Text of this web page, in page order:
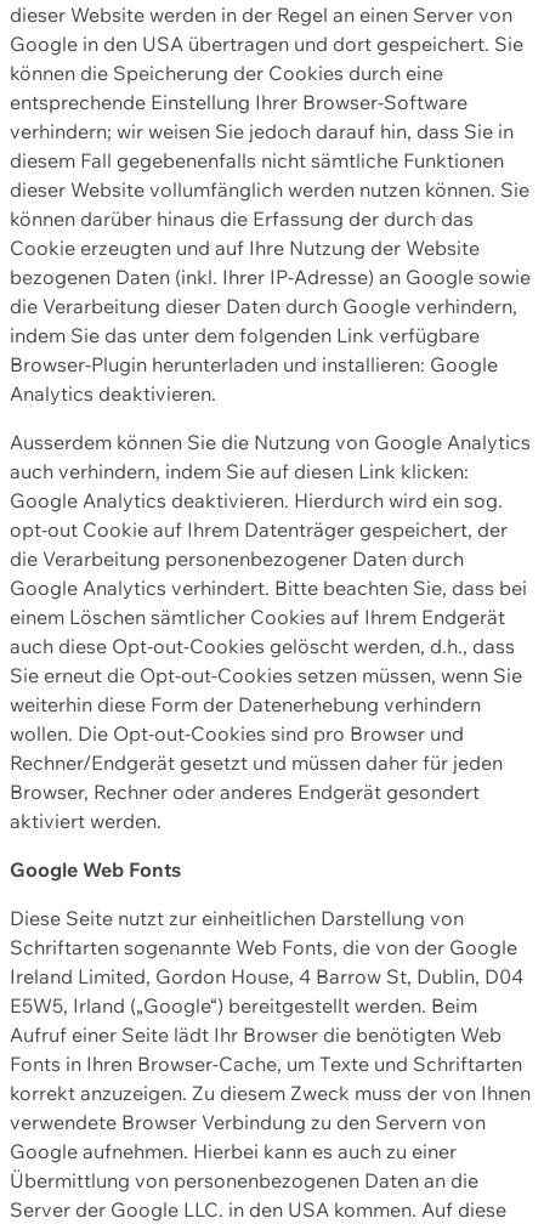
dieser Website werden in der Regel an einen Server von
Google in den USA übertragen und dort gespeichert. Sie
können die Speicherung der Cookies durch eine
entsprechende Einstellung Ihrer Browser-Software
verhindern; wir weisen Sie jedoch darauf hin, dass Sie in
diesem Fall gegebenenfalls nicht sämtliche Funktionen
dieser Website vollumfänglich werden nutzen können. Sie
können darüber hinaus die Erfassung der durch das
Cookie erzeugten und auf Ihre Nutzung der Website
bezogenen Daten (inkl. Ihrer IP-Adresse) an Google sowie
die Verarbeitung dieser Daten durch Google verhindern,
indem Sie das unter dem folgenden Link verfügbare
Browser-Plugin herunterladen und installieren: Google
Analytics deaktivieren.
Ausserdem können Sie die Nutzung von Google Analytics
auch verhindern, indem Sie auf diesen Link klicken:
Google Analytics deaktivieren. Hierdurch wird ein sog.
opt-out Cookie auf Ihrem Datenträger gespeichert, der
die Verarbeitung personenbezogener Daten durch
Google Analytics verhindert. Bitte beachten Sie, dass bei
einem Löschen sämtlicher Cookies auf Ihrem Endgerät
auch diese Opt-out-Cookies gelöscht werden, d.h., dass
Sie erneut die Opt-out-Cookies setzen müssen, wenn Sie
weiterhin diese Form der Datenerhebung verhindern
wollen. Die Opt-out-Cookies sind pro Browser und
Rechner/Endgerät gesetzt und müssen daher für jeden
Browser, Rechner oder anderes Endgerät gesondert
aktiviert werden.
Google Web Fonts
Diese Seite nutzt zur einheitlichen Darstellung von
Schriftarten sogenannte Web Fonts, die von der Google
Ireland Limited, Gordon House, 4 Barrow St, Dublin, D04
E5W5, Irland („Google“) bereitgestellt werden. Beim
Aufruf einer Seite lädt Ihr Browser die benötigten Web
Fonts in Ihren Browser-Cache, um Texte und Schriftarten
korrekt anzuzeigen. Zu diesem Zweck muss der von Ihnen
verwendete Browser Verbindung zu den Servern von
Google aufnehmen. Hierbei kann es auch zu einer
Übermittlung von personenbezogenen Daten an die
Server der Google LLC. in den USA kommen. Auf diese